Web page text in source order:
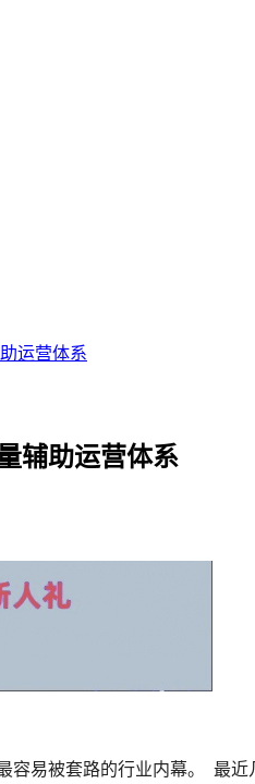
运营体系
辅助运营体系
易被套路的行业内幕。 最